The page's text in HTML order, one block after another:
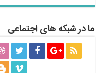
ما در شبکه های اجتماعی